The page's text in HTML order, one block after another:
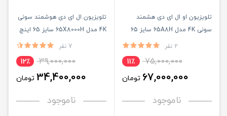
تلویزیون او ال ای دی هشمند
سونی 4K مدل 65A8H سایز 65
2 نفر
75,000,000 11٪
67,000,000 تومان
ناموجود
تلویزیون ال ای دی هوشمند سونی
4K مدل 65X8000H سایز 65 اینچ
7 نفر
39,000,000 12٪
34,400,000 تومان
ناموجود